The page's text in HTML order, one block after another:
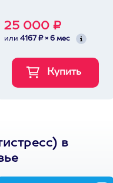
25 000 ₽
или 4167 ₽ × 6 мес
в